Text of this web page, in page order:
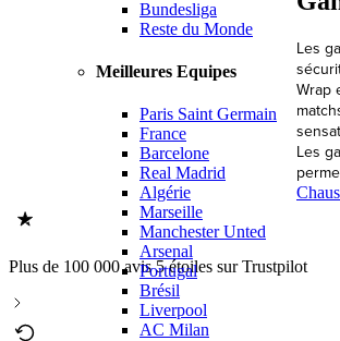
Bundesliga
Reste du Monde
Meilleures Equipes
Paris Saint Germain
France
Barcelone
Real Madrid
Algérie
Marseille
Manchester Unted
Arsenal
Portugal
Brésil
Liverpool
AC Milan
Les
Wrap
Les
Plus de 100 000 avis 5 étoiles sur Trustpilot